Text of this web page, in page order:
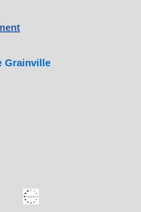
Grainville